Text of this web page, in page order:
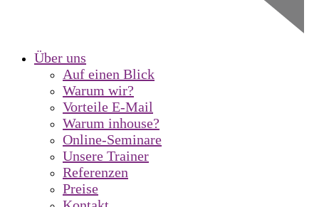
Über uns
Auf einen Blick
Warum wir?
Vorteile E-Mail
Warum inhouse?
Online-Seminare
Unsere Trainer
Referenzen
Preise